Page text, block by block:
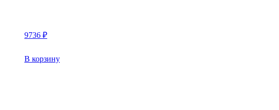
9736 ₽
В корзину